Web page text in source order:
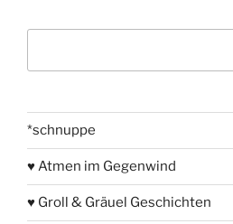
*schnuppe
♥ Atmen im Gegenwind
♥ Groll & Gräuel Geschichten